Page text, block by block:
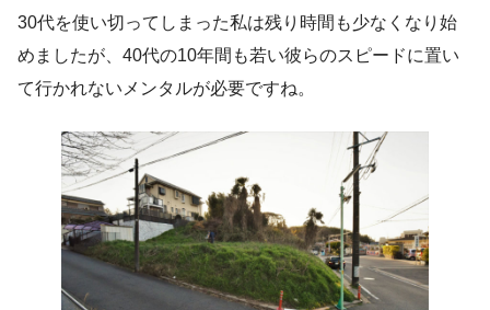
30代を使い切ってしまった私は残り時間も少なくなり始
めましたが、40代の10年間も若い彼らのスピードに置い
て行かれないメンタルが必要ですね。